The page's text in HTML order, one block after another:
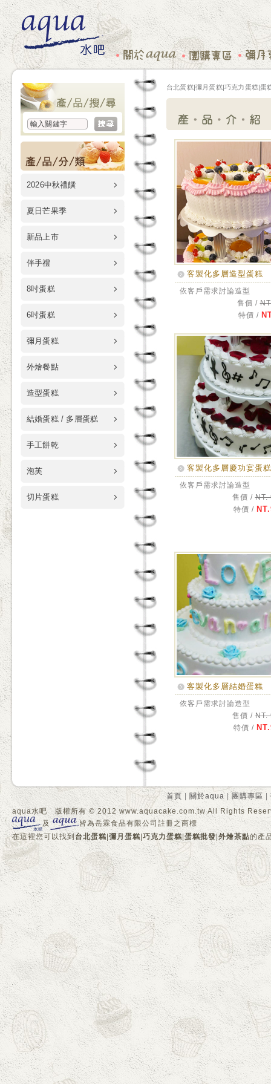
2026中秋禮饌
夏日芒果季
新品上市
伴手禮
8吋蛋糕
6吋蛋糕
彌月蛋糕
外燴餐點
造型蛋糕
結婚蛋糕 / 多層蛋糕
手工餅乾
泡芙
切片蛋糕
台北蛋糕|彌月蛋糕|巧克力蛋糕|蛋
客製化多層造型蛋糕
依客戶需求討論造型
售價 /
特價 /
客製化多層慶功宴蛋糕
依客戶需求討論造型
售價 /NT.
特價 /
客製化多層結婚蛋糕
依客戶需求討論造型
售價 /NT.
特價 /
首頁 關於aqua| 團購專區
aqua水吧 版權所有 © 2012 www.aquacake.com.tw All Rights
及
皆為岳霖食品有限公司註冊之商標
在這裡您可以找到 台北蛋糕|彌月蛋糕 巧克力蛋糕 |蛋糕批發 外燴茶點的產